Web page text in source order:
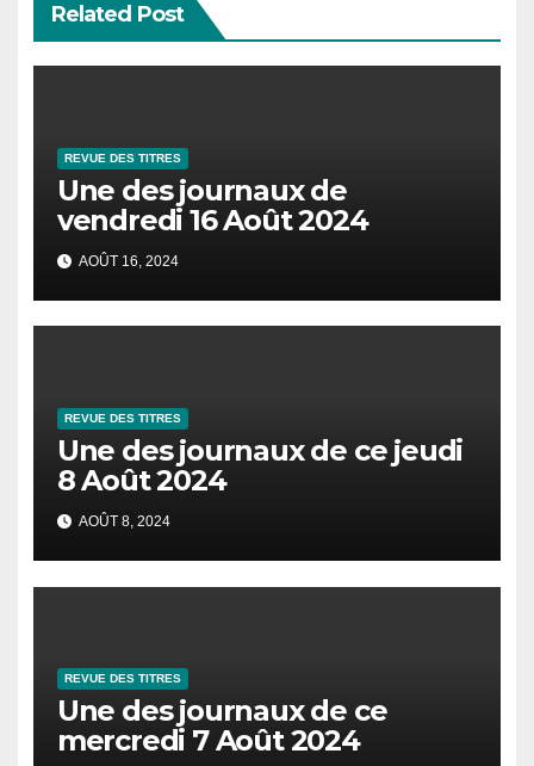
Related Post
REVUE DES TITRES
Une des journaux de
vendredi 16 Août 2024
AOÛT 16, 2024
REVUE DES TITRES
Une des journaux de ce jeudi
8 Août 2024
AOÛT 8, 2024
REVUE DES TITRES
Une des journaux de ce
mercredi 7 Août 2024